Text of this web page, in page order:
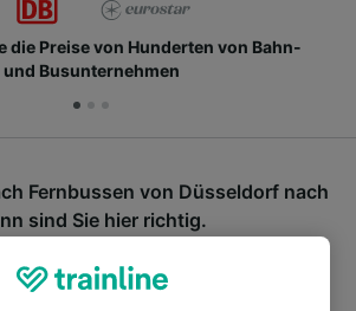
die Preise von Hunderten von Bahn-
und Busunternehmen
Fernbussen von Düsseldorf nach
sind Sie hier richtig.
starten Sie einfach oben
vergleichen Fahrtzeiten und